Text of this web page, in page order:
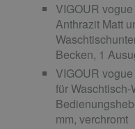
VIGOUR
Anthrazit Matt
Becken, 1
VIGOUR
für
mm, verchromt